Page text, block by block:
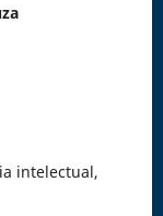
intelectual,